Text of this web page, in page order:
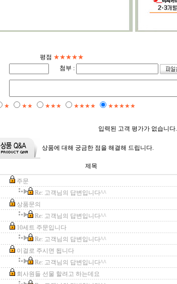
평점 ★★★★★
첨부 :
★ ★★ ★★★ ★★★★ ★★★★★
입력된 고객 평가가 없습니다.
상품에 대해 궁금한 점을 해결해 드립니다.
제목
주문
Re: 고객님의 답변입니다^^
상품문의
Re: 고객님의 답변입니다^^
10세트 주문입니다
Re: 고객님의 답변입니다^^
이걸로 주시면 됩니다
Re: 고객님의 답변입니다^^
회사원들 선물 할려고 하는데요